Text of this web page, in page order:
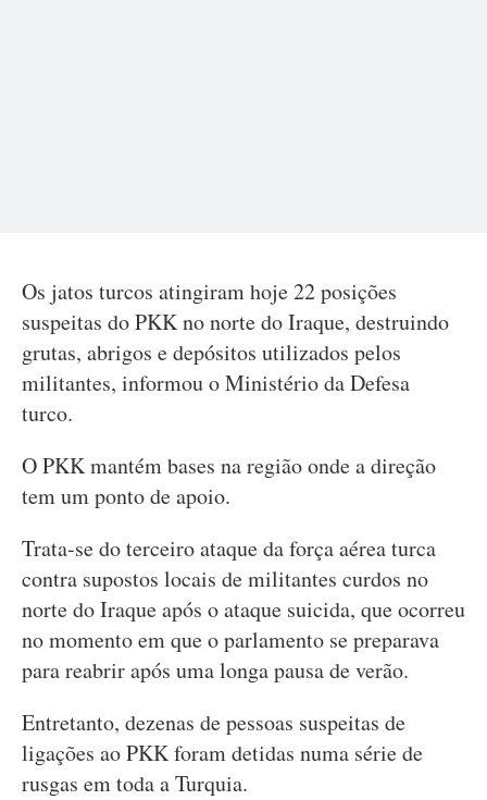
Os jatos turcos atingiram hoje 22 posições
suspeitas do PKK no norte do Iraque, destruindo
grutas, abrigos e depósitos utilizados pelos
militantes, informou o Ministério da Defesa
turco.
O PKK mantém bases na região onde a direção
tem um ponto de apoio.
Trata-se do terceiro ataque da força aérea turca
contra supostos locais de militantes curdos no
norte do Iraque após o ataque suicida, que ocorreu
no momento em que o parlamento se preparava
para reabrir após uma longa pausa de verão.
Entretanto, dezenas de pessoas suspeitas de
ligações ao PKK foram detidas numa série de
rusgas em toda a Turquia.